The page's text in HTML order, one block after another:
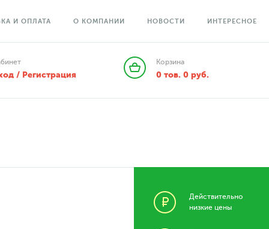
И ОПЛАТА О КОМПАНИИ НОВОСТИ ИНТЕРЕСНОЕ
/ Регистрация
Корзина
0 тов. 0руб.
Действительно
низкие цены